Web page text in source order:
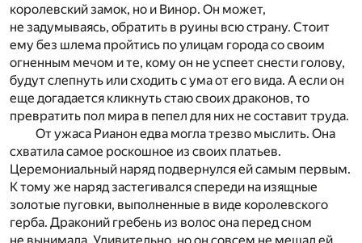
королевский замок, но и Винор. Он может,
не задумываясь, обратить в руины всю страну. Стоит
ему без шлема пройтись по улицам города со своим
огненным мечом и те, кому он не успеет снести голову,
будут слепнуть или сходить с ума от его вида. А если он
еще догадается кликнуть стаю своих драконов, то
превратить пол мира в пепел для них не составит труда.
От ужаса Рианон едва могла трезво мыслить. Она
схватила самое роскошное из своих платьев.
Церемониальный наряд подвернулся ей самым первым.
К тому же наряд застегивался спереди на изящные
золотые пуговки, выполненные в виде королевского
герба. Драконий гребень из волос она перед сном
не вынимала. Удивительно, но он совсем не мешал ей